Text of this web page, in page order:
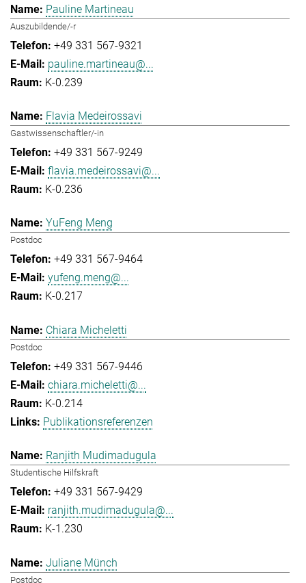
Pauline Martineau
Auszubildende/-r
+49 331 567-9321
pauline.martineau@...
K-0.239
Flavia Medeirossavi
Gastwissenschaftler/-in
+49 331 567-9249
flavia.medeirossavi@...
K-0.236
YuFeng Meng
Postdoc
+49 331 567-9464
yufeng.meng@...
K-0.217
Chiara Micheletti
Postdoc
+49 331 567-9446
chiara.micheletti@...
K-0.214
Publikationsreferenzen
Ranjith Mudimadugula
Studentische Hilfskraft
+49 331 567-9429
ranjith.mudimadugula@...
K-1.230
Juliane Münch
Postdoc